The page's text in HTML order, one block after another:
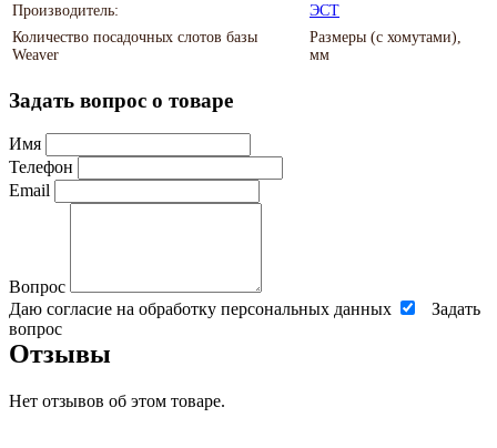
Производитель:
ЭСТ
Количество посадочных слотов базы
Weaver
Размеры (с хомутами),
мм
Задать вопрос о товаре
Имя
Телефон
Email
Вопрос
Даю согласие на обработку персональных данных
Задать
вопрос
Отзывы
Нет отзывов об этом товаре.